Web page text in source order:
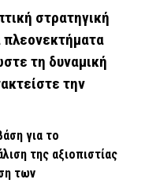
στρατηγική
πλεονεκτήματα
τη δυναμική
την
για το
της αξιοπιστίας
των